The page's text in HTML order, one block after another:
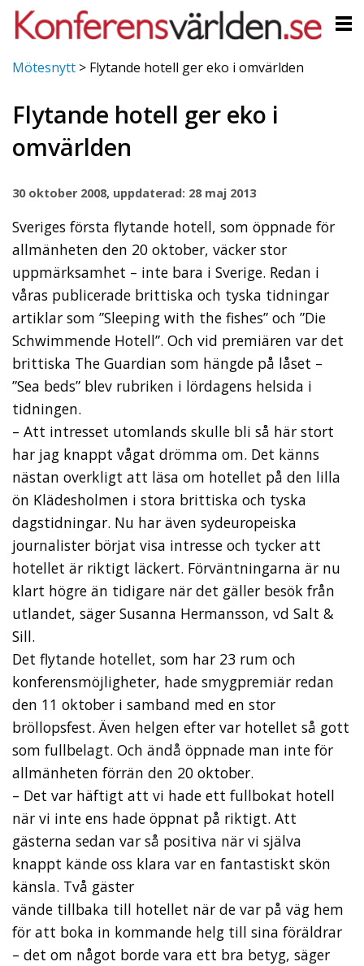
Mötesnytt > Flytande hotell ger eko i omvärlden
Flytande hotell ger eko i
omvärlden
30 oktober 2008, uppdaterad: 28 maj 2013
Sveriges första flytande hotell, som öppnade för
allmänheten den 20 oktober, väcker stor
uppmärksamhet – inte bara i Sverige. Redan i
våras publicerade brittiska och tyska tidningar
artiklar som ”Sleeping with the fishes” och ”Die
Schwimmende Hotell”. Och vid premiären var det
brittiska The Guardian som hängde på låset –
”Sea beds” blev rubriken i lördagens helsida i
tidningen.
– Att intresset utomlands skulle bli så här stort
har jag knappt vågat drömma om. Det känns
nästan overkligt att läsa om hotellet på den lilla
ön Klädesholmen i stora brittiska och tyska
dagstidningar. Nu har även sydeuropeiska
journalister börjat visa intresse och tycker att
hotellet är riktigt läckert. Förväntningarna är nu
klart högre än tidigare när det gäller besök från
utlandet, säger Susanna Hermansson, vd Salt &
Sill.
Det flytande hotellet, som har 23 rum och
konferensmöjligheter, hade smygpremiär redan
den 11 oktober i samband med en stor
bröllopsfest. Även helgen efter var hotellet så gott
som fullbelagt. Och ändå öppnade man inte för
allmänheten förrän den 20 oktober.
– Det var häftigt att vi hade ett fullbokat hotell
när vi inte ens hade öppnat på riktigt. Att
gästerna sedan var så positiva när vi själva
knappt kände oss klara var en fantastiskt skön
känsla. Två gäster
vände tillbaka till hotellet när de var på väg hem
för att boka in kommande helg till sina föräldrar
– det om något borde vara ett bra betyg, säger